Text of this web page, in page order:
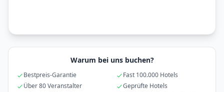
Warum bei uns buchen?
Bestpreis-Garantie
Fast 100.000 Hotels
Über 80 Veranstalter
Geprüfte Hotels